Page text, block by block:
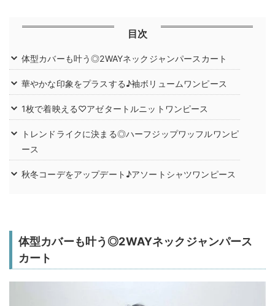
目次
体型カバーも叶う◎2WAYネックジャンパースカート
華やかな印象をプラスする♪袖ボリュームワンピース
1枚で着映える♡アゼタートルニットワンピース
トレンドライクに決まる◎ハーフジップワッフルワンピ
ース
秋冬コーデをアップデート♪アソートシャツワンピース
体型カバーも叶う◎2WAYネックジャンパース
カート